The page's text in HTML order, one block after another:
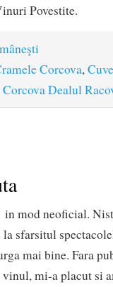
Povestite.
Corcova,
Dealul
mod neoficial.
sfarsitul
mai bine. Fara
mi-a placut si